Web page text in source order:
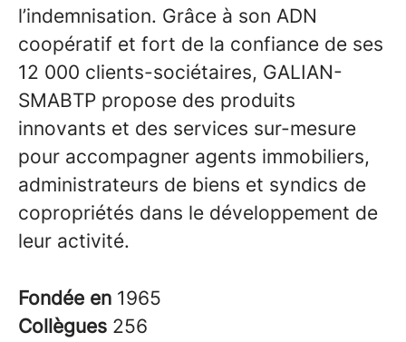
l’indemnisation. Grâce à son ADN
coopératif et fort de la confiance de ses
12 000 clients-sociétaires, GALIAN-
SMABTP propose des produits
innovants et des services sur-mesure
pour accompagner agents immobiliers,
administrateurs de biens et syndics de
copropriétés dans le développement de
leur activité.
Fondée en 1965
Collègues 256